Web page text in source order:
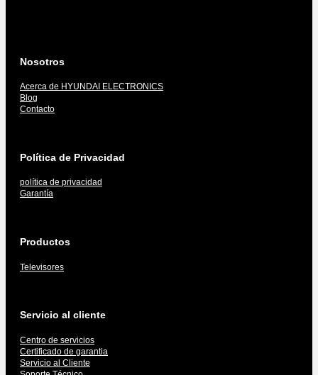
Nosotros
Acerca de HYUNDAI ELECTRONICS
Blog
Contacto
Política de Privacidad
política de privacidad
Garantía
Productos
Televisores
Servicio al cliente
Centro de servicios
Certificado de garantia
Servicio al Cliente